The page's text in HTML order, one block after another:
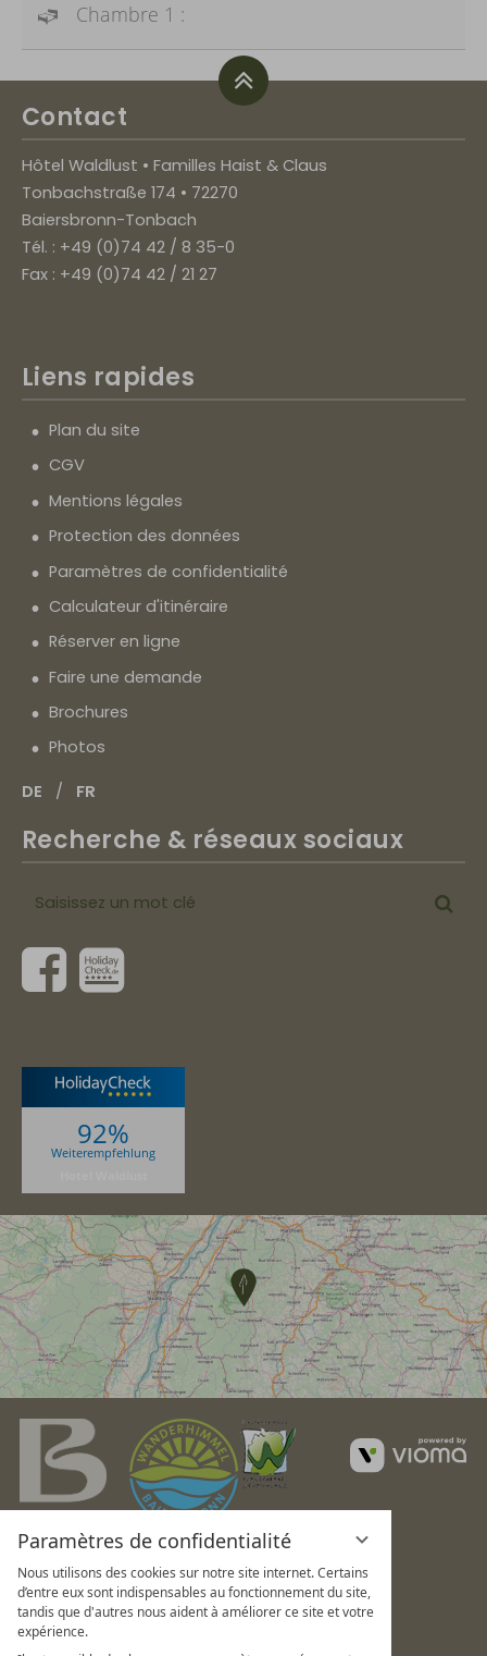
Paramètres de confidentialité
Nous utilisons des cookies sur notre site internet. Certains
d’entre eux sont indispensables au fonctionnement du site,
tandis que d'autres nous aident à améliorer ce site et votre
expérience.
Chambre 1 :
Contact
Hôtel Waldlust • Familles Haist & Claus
Tonbachstraße 174 • 72270
Baiersbronn-Tonbach
Tél. : +49 (0)74 42 / 8 35-0
Fax : +49 (0)74 42 / 21 27
Liens rapides
Plan du site
CGV
Mentions légales
Protection des données
Paramètres de confidentialité
Calculateur d'itinéraire
Réserver en ligne
Faire une demande
Brochures
Photos
DE FR
Recherche & réseaux sociaux
Saisissez
mot
clé
92%
Weiterempfehlung